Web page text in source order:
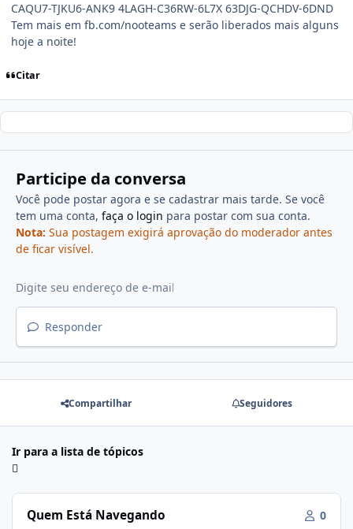
CAQU7-TJKU6-ANK9 4LAGH-C36RW-6L7X 63DJG-QCHDV-6DND
Tem mais em fb.com/nooteams e serão liberados mais alguns
hoje a noite!
Citar
Participe da conversa
Você pode postar agora e se cadastrar mais tarde. Se você
tem uma conta, faça o login para postar com sua conta.
Nota: Sua postagem exigirá aprovação do moderador antes
de ficar visível.
Responder
Compartilhar Seguidores
Ir para a lista de tópicos
Quem Está Navegando 0